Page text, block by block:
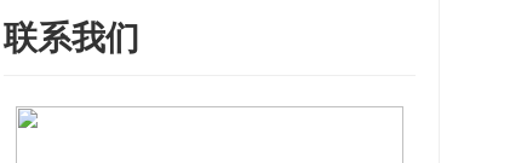
联系我们